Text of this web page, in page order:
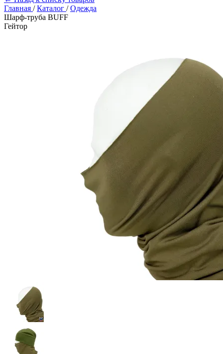
Главная / Каталог / Одежда
Шарф-труба BUFF
Гейтор